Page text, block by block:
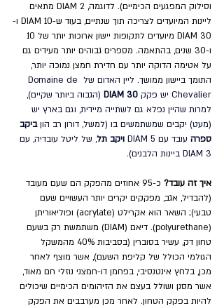
וסילוק המפגעים הכימיים). לדוגמה, DIAM 2 מתאים
ליינות המיועדים לצריכה תוך שנתיים, בעוד ש-DIAM 10 ו-
ו-30 שנים, בהתאמה. מספרים גבוהים יותר מעידים גם
על אטימה הדוקה יותר עם חדירת חמצן נמוכה יותר,
התומך ביישון ממושך.
ליין האדום של Domaine de
Chevalier יש פקק
DIAM 30 (הגבוה ביותר שקיים),
למרות שהיין נפלא גם לשתייה מיידית, וגם בארץ יש
(מעט) יקבים שמשתמשים בו (למשל, דורון רב הון ביקב
ספרה עובד עם DIAM 5 ויקב תל, של ליטל עובדיה, עם
DIAM 3 ביינות הלבנים).
איך זה עובד?
כ-95 אחוזים מהפקק הם שעם מעובד
(להבדיל, אגב, מפקקים יקרים יותר העשויים שעם
טבעי); השאר הוא אקרילט (acrylate) ופוליאוריתן
(polyurethane). דיאם (DIAM) משתמשת רק בשעם
טחון דק, עשיר בסוברין (בסביבות 40% מהמשקל
הגולמי הכולל של קליפת השעם), אשר מוצף לאחר
מכן, בלחץ אינטנסיבי, בפחמן דו-חמצני נוזלי חם מאוד,
אשר מסנן ושולל בעצם את הזיהומים הכימיים שיכולים
להיות בפקק הטחון. לאחר מכן מערבבים את הפקק